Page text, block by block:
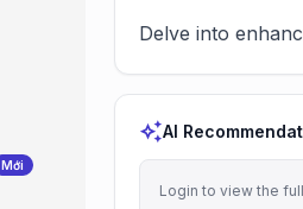
Mới
Delve into
auto_awesomeAI
Login to view the